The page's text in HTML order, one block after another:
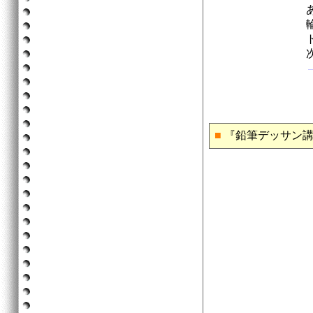
■ 『鉛筆デッサン